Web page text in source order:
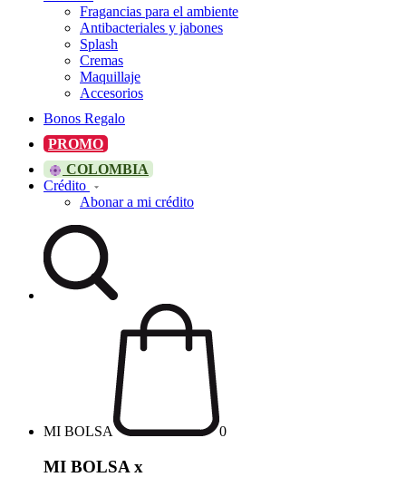
Fragancias para el ambiente
Antibacteriales y jabones
Splash
Cremas
Maquillaje
Accesorios
Bonos Regalo
PROMO
COLOMBIA
Crédito
Abonar a mi crédito
MI BOLSA 0
MI BOLSA x